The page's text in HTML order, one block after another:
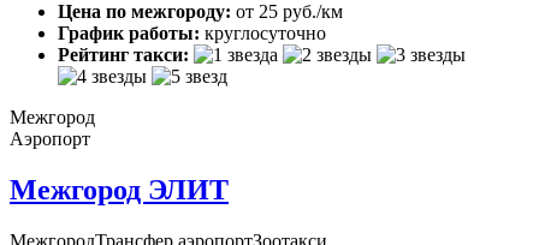
Цена по межгороду: от 25 руб./км
График работы: круглосуточно
Рейтинг такси:
Межгород
Аэропорт
Межгород ЭЛИТ
МежгородТрансфер аэропортЗоотакси